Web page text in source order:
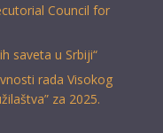
Council for
saveta u Srbiji“
rada Visokog
za 2025.